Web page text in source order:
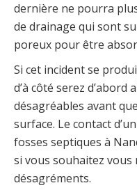
dernière ne pourra
de drainage qui sont
poreux pour être
Si cet incident se
d’à côté serez
désagréables avant
surface. Le contact
fosses septiques à
si vous souhaitez vous
désagréments.